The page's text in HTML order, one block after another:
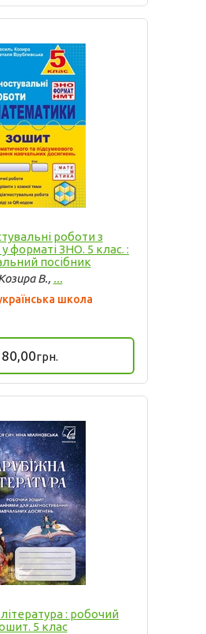
роботи з
форматі ЗНО. 5 клас. :
посібник
В., ...
школа
80,00грн.
: робочий
5 клас